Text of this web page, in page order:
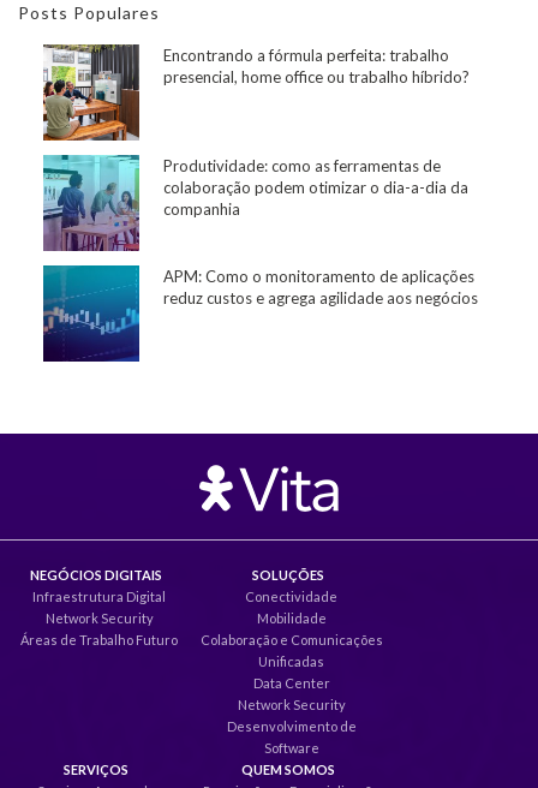
Posts Populares
Encontrando a fórmula perfeita: trabalho
presencial, home office ou trabalho híbrido?
Produtividade: como as ferramentas de
colaboração podem otimizar o dia-a-dia da
companhia
APM: Como o monitoramento de aplicações
reduz custos e agrega agilidade aos negócios
NEGÓCIOS DIGITAIS
Infraestrutura Digital
Network Security
Áreas de Trabalho Futuro
SOLUÇÕES
Conectividade
Mobilidade
Colaboração e Comunicações
Unificadas
Data Center
Network Security
Desenvolvimento de
Software
SERVIÇOS
QUEM SOMOS